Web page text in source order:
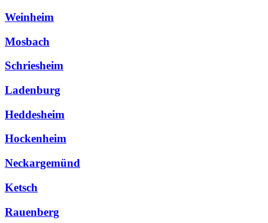
Weinheim
Mosbach
Schriesheim
Ladenburg
Heddesheim
Hockenheim
Neckargemünd
Ketsch
Rauenberg